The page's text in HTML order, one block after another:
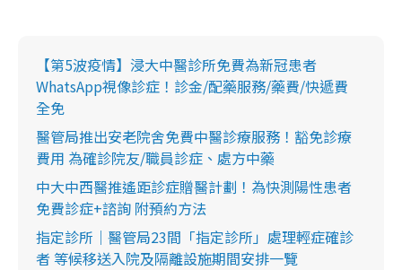
【第5波疫情】浸大中醫診所免費為新冠患者
WhatsApp視像診症！診金/配藥服務/藥費/快遞費
全免
醫管局推出安老院舍免費中醫診療服務！豁免診療
費用 為確診院友/職員診症、處方中藥
中大中西醫推遙距診症贈醫計劃！為快測陽性患者
免費診症+諮詢 附預約方法
指定診所｜醫管局23間「指定診所」處理輕症確診
者 等候移送入院及隔離設施期間安排一覽